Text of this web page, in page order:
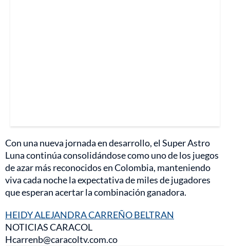
Con una nueva jornada en desarrollo, el Super Astro
Luna continúa consolidándose como uno de los juegos
de azar más reconocidos en Colombia, manteniendo
viva cada noche la expectativa de miles de jugadores
que esperan acertar la combinación ganadora.
HEIDY ALEJANDRA CARREÑO BELTRAN
NOTICIAS CARACOL
Hcarrenb@caracoltv.com.co